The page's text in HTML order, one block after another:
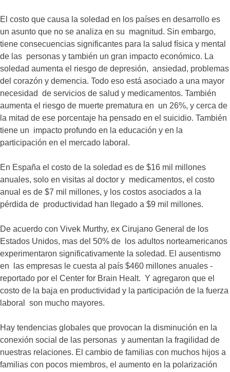
El costo que causa la soledad en los países en desarrollo es
un asunto que no se analiza en su magnitud. Sin embargo,
tiene consecuencias significantes para la salud física y mental
de las personas y también un gran impacto económico. La
soledad aumenta el riesgo de depresión, ansiedad, problemas
del corazón y demencia. Todo eso está asociado a una mayor
necesidad de servicios de salud y medicamentos. También
aumenta el riesgo de muerte prematura en un 26%, y cerca de
la mitad de ese porcentaje ha pensado en el suicidio. También
tiene un impacto profundo en la educación y en la
participación en el mercado laboral.
En España el costo de la soledad es de $16 mil millones
anuales, solo en visitas al doctor y medicamentos, el costo
anual es de $7 mil millones, y los costos asociados a la
pérdida de productividad han llegado a $9 mil millones.
De acuerdo con Vivek Murthy, ex Cirujano General de los
Estados Unidos, mas del 50% de los adultos norteamericanos
experimentaron significativamente la soledad. El ausentismo
en las empresas le cuesta al país $460 millones anuales -
reportado por el Center for Brain Healt. Y agregaron que el
costo de la baja en productividad y la participación de la fuerza
laboral son mucho mayores.
Hay tendencias globales que provocan la disminución en la
conexión social de las personas y aumentan la fragilidad de
nuestras relaciones. El cambio de familias con muchos hijos a
familias con pocos miembros, el aumento en la polarización